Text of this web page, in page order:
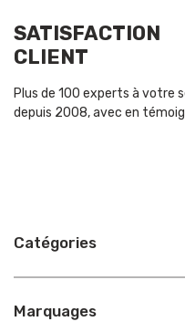
SATISFACTION
CLIENT
Plus de 100 experts à
depuis 2008, avec en
Catégories
Marquages